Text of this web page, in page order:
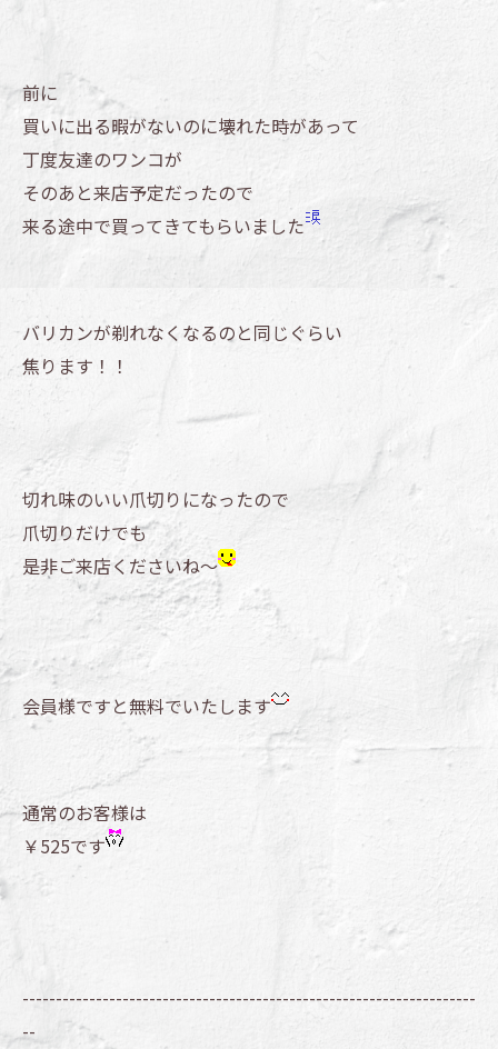
前に
買いに出る暇がないのに壊れた時があって
丁度友達のワンコが
そのあと来店予定だったので
来る途中で買ってきてもらいました
バリカンが剃れなくなるのと同じぐらい
焦ります！！
切れ味のいい爪切りになったので
爪切りだけでも
是非ご来店くださいね～
会員様ですと無料でいたします
通常のお客様は
￥525です
--------------------------------------------------------------------
--